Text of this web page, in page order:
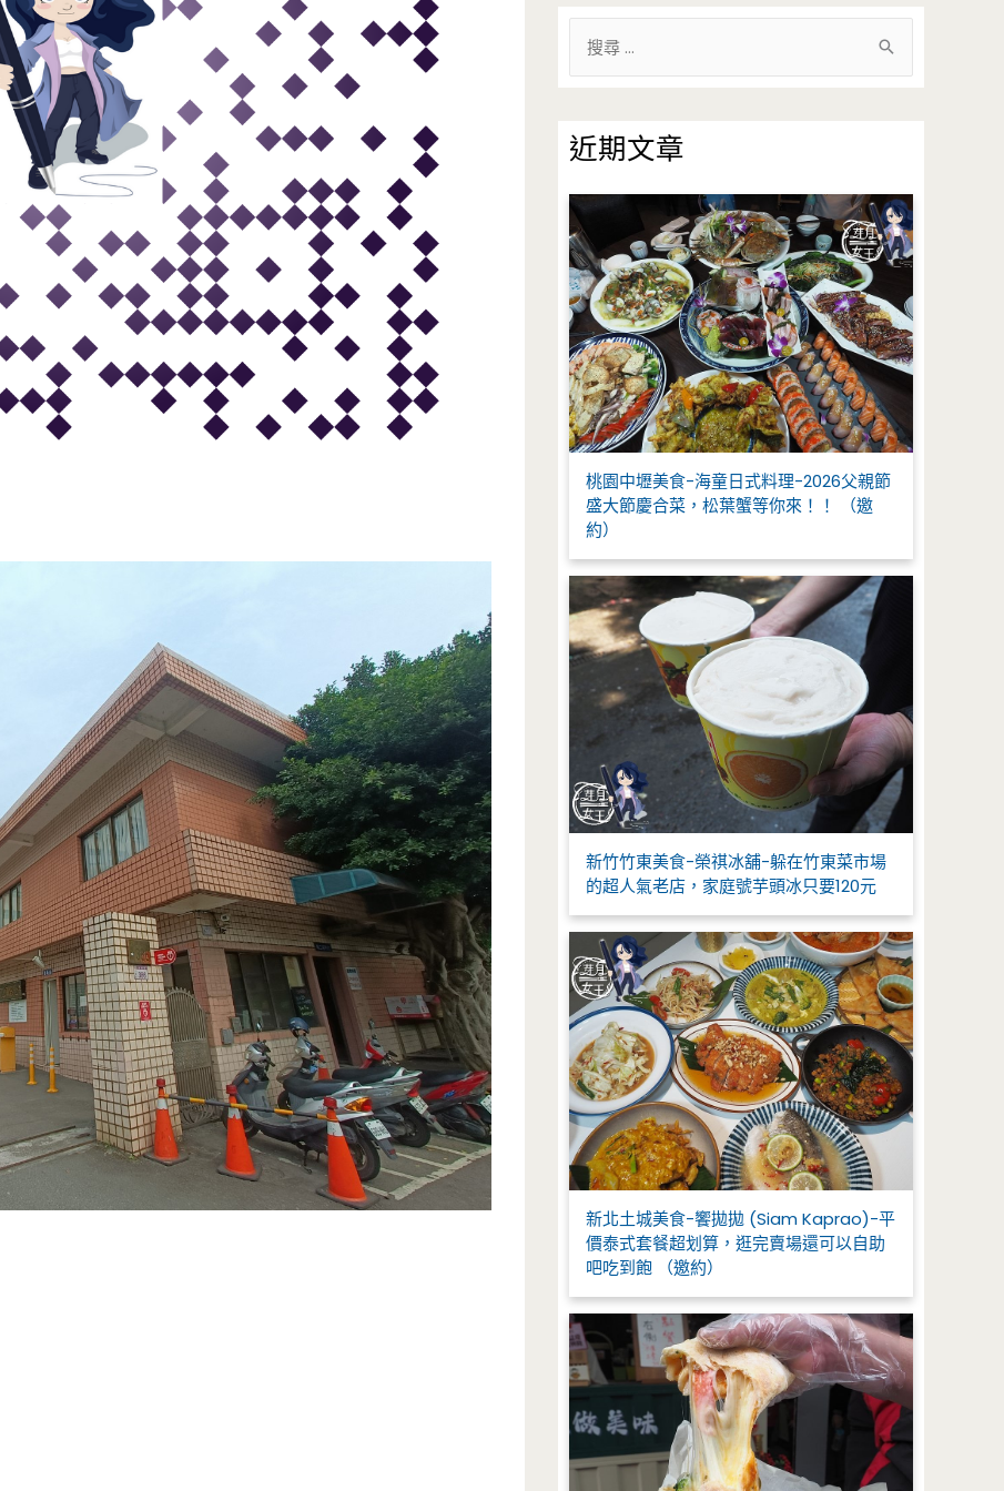
鍵
字
:
近期文章
桃園中壢美食-海童日式料理-2026父親節
盛大節慶合菜，松葉蟹等你來！！ （邀
約）
新竹竹東美食-榮祺冰舖-躲在竹東菜市場
的超人氣老店，家庭號芋頭冰只要120元
新北土城美食-饗拋拋 (Siam Kaprao)-平
價泰式套餐超划算，逛完賣場還可以自助
吧吃到飽 （邀約）